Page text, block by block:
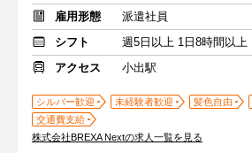
雇用形態
派遣社員
シフト
週5日以上 1日8時間以上
アクセス
小出駅
シルバー歓迎 未経験者歓迎 髪色自由
交通費支給
株式会社BREXA Nextの求人一覧を見る